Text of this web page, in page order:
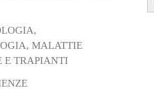
MALATTIE
E TRAPIANTI